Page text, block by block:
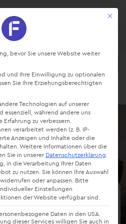
managen
Play
Ansehen
Login
Vorteile
Mit
Datenschutz-Präferenz
bevor Sie unsere Website weiter
und Ihre Einwilligung zu optionalen
Sie Ihre Erziehungsberechtigten
Technologien auf unserer
essenziell, während andere uns
Erfahrung zu verbessern.
verarbeitet werden (z. B. IP-
Anzeigen und Inhalte oder die
Weitere Informationen über die
Sie in unserer Datenschutzerklärung.
in die Verarbeitung Ihrer Daten
zu nutzen. Sie können Ihre Auswahl
widerrufen oder anpassen. Bitte
Einstellungen
der Website verfügbar sind.
Daten in den USA.
dieser Services willigen Sie auch in